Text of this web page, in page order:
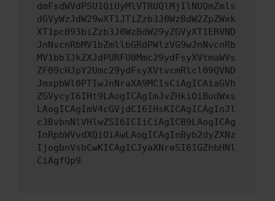
dmFsdWVdPSU1QiUyMlVTRUQlMjIlNUQmZmls
dGVyWzJdW29wXT1JTiZzb3J0WzBdW2ZpZWxk
XT1pc093biZzb3J0WzBdW29yZGVyXT1ERVND
JnNvcnRbMV1bZmllbGRdPWlzVG9wJnNvcnRb
MV1bb3JkZXJdPURFU0Mmc29ydFsyXVtmaWVs
ZF09cHJpY2Umc29ydFsyXVtvcmRlcl09QVND
JmxpbWl0PTIwJnNraXA9MCIsCiAgICAiaGVh
ZGVycyI6IHt9LAogICAgImJvZHkiOiBudWxs
LAogICAgImV4cGVjdCI6IHsKICAgICAgInJl
c3BvbnNlVHlwZSI6ICIiCiAgICB9LAogICAg
InRpbWVvdXQiOiAwLAogICAgInByb2dyZXNz
IjogbnVsbCwKICAgICJyaXNreSI6IGZhbHNl
CiAgfQp9